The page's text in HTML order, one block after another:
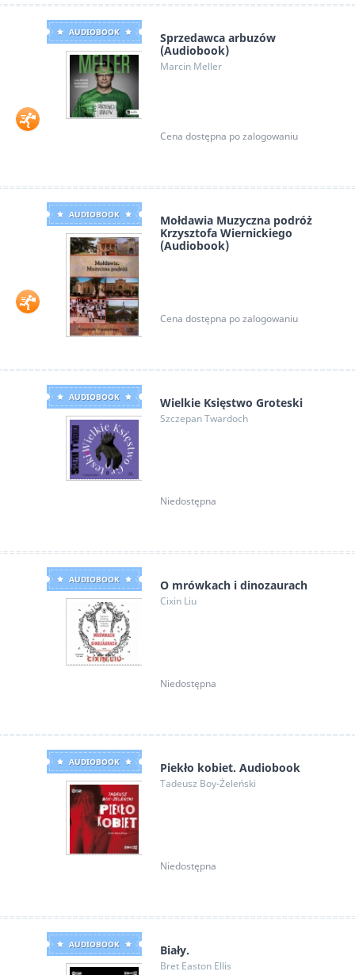
AUDIOBOOK
Sprzedawca arbuzów
(Audiobook)
Marcin Meller
Cena dostępna po zalogowaniu
AUDIOBOOK
Mołdawia Muzyczna podróż
Krzysztofa Wiernickiego
(Audiobook)
Cena dostępna po zalogowaniu
AUDIOBOOK Wielkie Księstwo Groteski
Szczepan Twardoch
Niedostępna
AUDIOBOOK O mrówkach i dinozaurach
Cixin Liu
Niedostępna
AUDIOBOOK Piekło kobiet. Audiobook
Tadeusz Boy-Żeleński
Niedostępna
AUDIOBOOK Biały.
Bret Easton Ellis